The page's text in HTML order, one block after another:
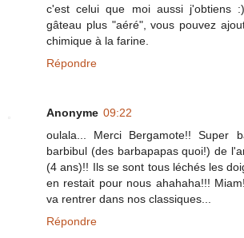
c'est celui que moi aussi j'obtiens
gâteau plus "aéré", vous pouvez
chimique à la farine.
Répondre
Anonyme 09:22
oulala... Merci Bergamote!! Super
barbibul (des barbapapas quoi!) de
(4 ans)!! Ils se sont tous léchés les
en restait pour nous ahahaha!!!
va rentrer dans nos classiques...
Répondre